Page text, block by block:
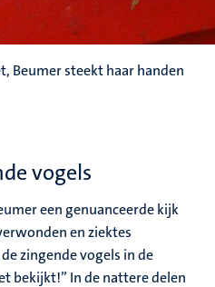
Beumer steekt haar handen
vogels
een genuanceerde kijk
en ziektes
zingende vogels in de
bekijkt!” In de nattere delen